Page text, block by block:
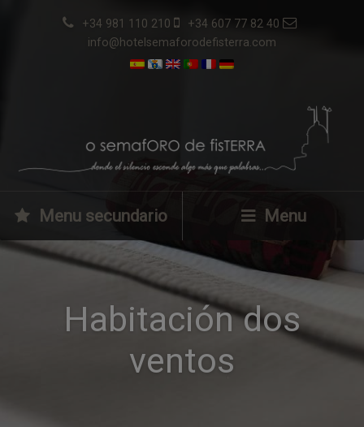
+34 981 110 210
+34 607 77 82 40
info@hotelsemaforodefisterra.com
Menu secundario Menu
Habitación dos
ventos